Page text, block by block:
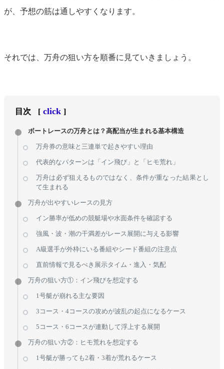
が、予想の筋は通しやすくなります。
それでは、万舟の狙い方を順番に見ていきましょう。
目次 [click ]
ボートレースの万舟とは？高配当が生まれる基本構造
万舟券の意味と三連単で起きやすい理由
代表的なパターンは「イン飛び」と「ヒモ荒れ」
万舟は必ず狙えるものではなく、条件が重なった結果とし
て生まれる
万舟が出やすいレースの見方
イン勝率が低めの競艇場や水面条件を確認する
強風・波・潮の干満差がレース展開に与える影響
A級選手が外枠にいる番組やシード番組の注意点
直前情報で見るべき展示タイム・進入・気配
万舟の狙い方①：イン飛びを想定する
1号艇が崩れる主な要因
3コース・4コースの攻めが波乱の起点になるケース
5コース・6コースが連動して浮上する展開
万舟の狙い方②：ヒモ荒れを想定する
1号艇が勝っても2着・3着が荒れるケース